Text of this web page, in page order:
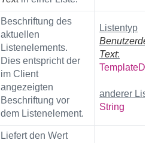
Beschriftung des
aktuellen
Listenelements.
Dies entspricht der
im Client
angezeigten
Beschriftung vor
dem Listenelement.
Listentyp
Text:
anderer
String
Liefert den Wert